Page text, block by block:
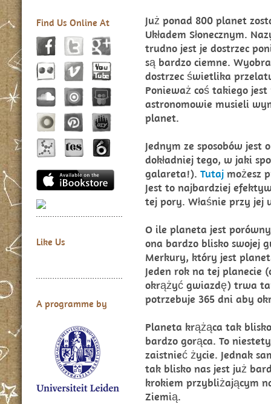
Find Us Online At
Like Us
A programme by
Już ponad 800 planet
Układem Słonecznym.
trudno jest je dostrzec
są bardzo ciemne.
dostrzec świetlika
Ponieważ coś takiego
astronomowie musieli
planet.
Jednym ze sposobów jest
dokładniej tego, w jaki
galareta!). Tutaj możesz
Jest to najbardziej
tej pory. Właśnie przy jej
O ile planeta jest
ona bardzo blisko swojej
Merkury, który jest
Jeden rok na tej planecie
okrążyć gwiazdę) trwa
potrzebuje 365 dni aby
Planeta krążąca tak
bardzo gorąca. To
zaistnieć życie. Jednak
tak blisko nas jest już
krokiem przybliżającym
Ziemią.